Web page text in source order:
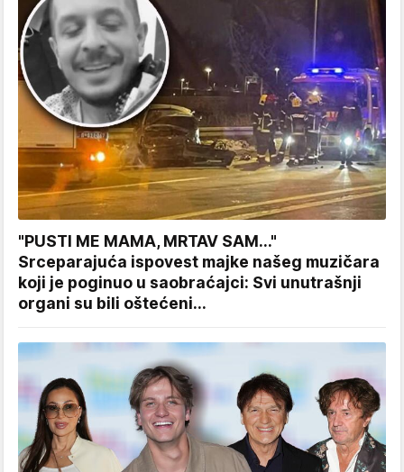
"PUSTI ME MAMA, MRTAV SAM..."
Srceparajuća ispovest majke našeg muzičara
koji je poginuo u saobraćajci: Svi unutrašnji
organi su bili oštećeni...